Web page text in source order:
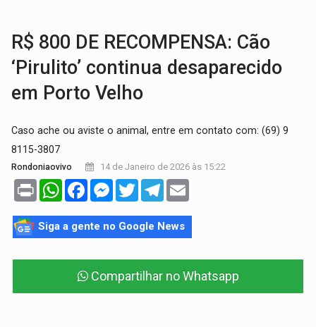
R$ 800 DE RECOMPENSA: Cão
‘Pirulito’ continua desaparecido
em Porto Velho
Caso ache ou aviste o animal, entre em contato com: (69) 9
8115-3807
Rondoniaovivo 14 de Janeiro de 2026 às 15:22
Print WhatsAppFacebookMessenger
TwitterTelegram
Siga a gente no Google News
Compartilhar no Whatsapp